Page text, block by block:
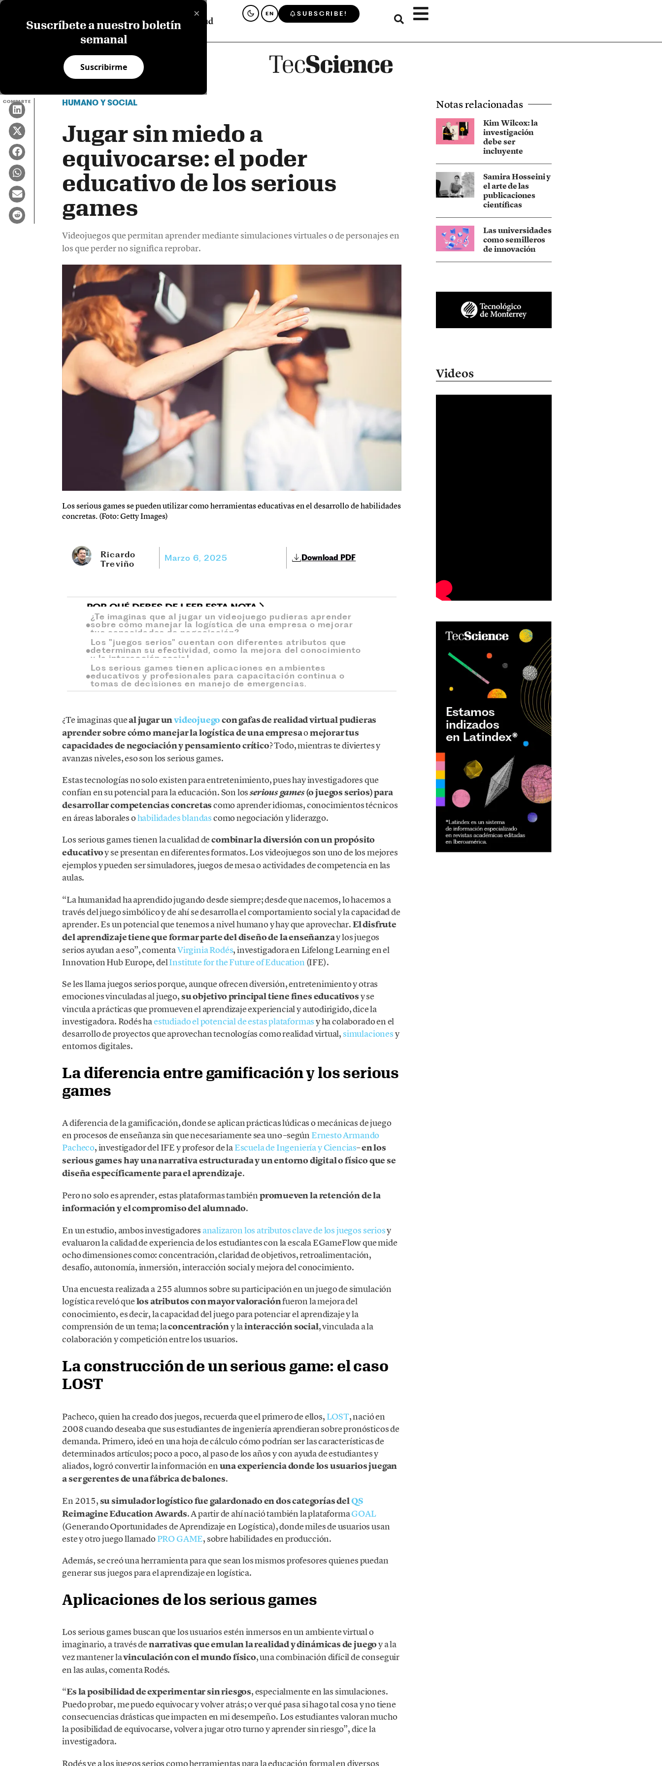
×
Suscríbete a nuestro boletín
semanal
Suscribirme
EN SUBSCRIBE!
COMPARTE HUMANO Y SOCIAL
Jugar sin miedo a
equivocarse: el poder
educativo de los serious
games
Videojuegos que permitan aprender mediante simulaciones virtuales o de personajes en
los que perder no significa reprobar.
Los serious games se pueden utilizar como herramientas educativas en el desarrollo de habilidades
concretas. (Foto: Getty Images)
Ricardo
Treviño
Marzo 6, 2025 Download PDF
POR QUÉ DEBES DE LEER ESTA NOTA
¿Te imaginas que al jugar un videojuego pudieras aprender
sobre cómo manejar la logística de una empresa o mejorar
tus capacidades de negociación?
Los "juegos serios" cuentan con diferentes atributos que
determinan su efectividad, como la mejora del conocimiento
y la interacción social.
Los serious games tienen aplicaciones en ambientes
educativos y profesionales para capacitación continua o
tomas de decisiones en manejo de emergencias.
¿Te imaginas queal jugar unvideojuegocon gafas de realidad virtual pudieras
aprender sobre cómo manejar la logística de una empresaomejorar tus
capacidades de negociación y pensamiento crítico? Todo, mientras te diviertes y
avanzas niveles, eso son los serious games.
Estas tecnologías no solo existen para entretenimiento, pues hay investigadores que
confían en su potencial para la educación. Son losserious games(o juegos serios) para
desarrollar competencias concretascomo aprender idiomas, conocimientos técnicos
en áreas laborales ohabilidades blandascomo negociación y liderazgo.
Los serious games tienen la cualidad decombinar la diversión con un propósito
educativoy se presentan en diferentes formatos. Los videojuegos son uno de los mejores
ejemplos y pueden ser simuladores, juegos de mesa o actividades de competencia en las
aulas.
“La humanidad ha aprendido jugando desde siempre; desde que nacemos, lo hacemos a
través del juego simbólico y de ahí se desarrolla el comportamiento social y la capacidad de
aprender. Es un potencial que tenemos a nivel humano y hay que aprovechar.El disfrute
del aprendizaje tiene que formar parte del diseño de la enseñanzay los juegos
serios ayudan a eso”, comentaVirginia Rodés, investigadora en Lifelong Learning en el
Innovation Hub Europe, delInstitute for the Future of Education (IFE).
Se les llama juegos serios porque, aunque ofrecen diversión, entretenimiento y otras
emociones vinculadas al juego,su objetivo principal tiene fines educativosy se
vincula a prácticas que promueven el aprendizaje experiencial y autodirigido, dice la
investigadora. Rodés haestudiado el potencial de estas plataformasy ha colaborado en el
desarrollo de proyectos que aprovechan tecnologías como realidad virtual,simulacionesy
entornos digitales.
La diferencia entre gamificación y los serious
games
A diferencia de la gamificación, donde se aplican prácticas lúdicas o mecánicas de juego
en procesos de enseñanza sin que necesariamente sea uno –según Ernesto Armando
Pacheco, investigador del IFE y profesor de laEscuela de Ingeniería y Ciencias–en los
serious games hay una narrativa estructurada y un entorno digital o físico que se
diseña específicamente para el aprendizaje.
Pero no solo es aprender, estas plataformas tambiénpromueven la retención de la
información y el compromiso del alumnado.
En un estudio, ambos investigadores analizaron los atributos clave de los juegos seriosy
evaluaron la calidad de experiencia de los estudiantes con la escala EGameFlow que mide
ocho dimensiones como: concentración, claridad de objetivos, retroalimentación,
desafío, autonomía, inmersión, interacción social y mejora del conocimiento.
Una encuesta realizada a 255 alumnos sobre su participación en un juego de simulación
logística reveló quelos atributos con mayor valoraciónfueron la mejora del
conocimiento, es decir, la capacidad del juego para potenciar el aprendizaje y la
comprensión de un tema; laconcentracióny lainteracción social, vinculada a la
colaboración y competición entre los usuarios.
La construcción de un serious game: el caso
LOST
Pacheco, quien ha creado dos juegos, recuerda que el primero de ellos, LOST, nació en
2008 cuando deseaba que sus estudiantes de ingeniería aprendieran sobre pronósticos de
demanda. Primero, ideó en una hoja de cálculo cómo podrían ser las características de
determinados artículos; poco a poco, al paso de los años y con ayuda de estudiantes y
aliados, logró convertir la información enuna experiencia donde los usuarios juegan
a ser gerentes de una fábrica de balones.
En 2015,su simulador logístico fue galardonado en dos categorías delQS
Reimagine Education Awards. A partir de ahí nació también la plataformaGOAL
(Generando Oportunidades de Aprendizaje en Logística), donde miles de usuarios usan
este y otro juego llamadoPRO GAME, sobre habilidades en producción.
Además, se creó una herramienta para que sean los mismos profesores quienes puedan
generar sus juegos para el aprendizaje en logística.
Aplicaciones de los serious games
Los serious games buscan que los usuarios estén inmersos en un ambiente virtual o
imaginario, a través denarrativas que emulan la realidad y dinámicas de juegoy a la
vez mantener lavinculación con el mundo físico, una combinación difícil de conseguir
en las aulas, comenta Rodés.
“Es la posibilidad de experimentar sin riesgos, especialmente en las simulaciones.
Puedo probar, me puedo equivocar y volver atrás; o ver qué pasa si hago tal cosa y no tiene
consecuencias drásticas que impacten en mi desempeño. Los estudiantes valoran mucho
la posibilidad de equivocarse, volver a jugar otro turno y aprender sin riesgo”, dice la
investigadora.
Rodés ve a los juegos serios como herramientas para la educación formal en diversos
Notas relacionadas
Kim Wilcox: la
investigación
debe ser
incluyente
Samira Hosseini y
el arte de las
publicaciones
científicas
Las universidades
como semilleros
de innovación
Videos